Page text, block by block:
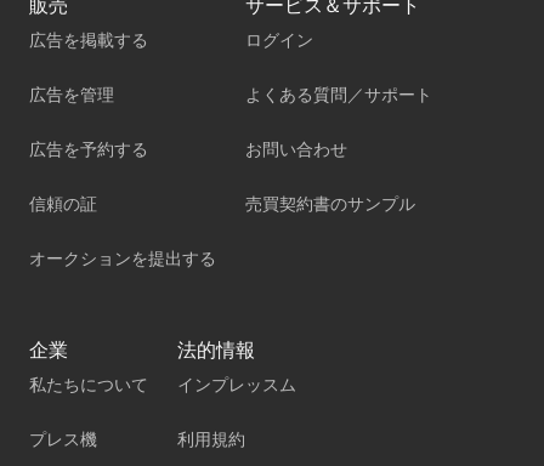
広告を掲載する
広告を管理
広告を予約する
信頼の証
オークションを提出する
ログイン
よくある質問／サポート
お問い合わせ
売買契約書のサンプル
企業
私たちについて
プレス機
法的情報
インプレッスム
利用規約